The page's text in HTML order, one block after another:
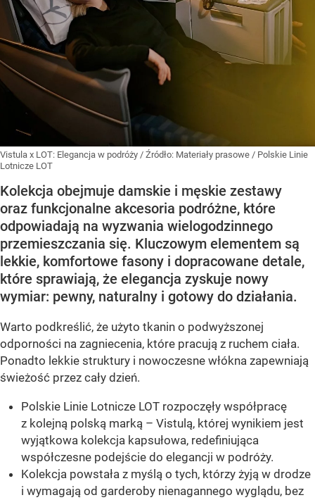
Vistula x LOT: Elegancja w podróży / Źródło: Materiały prasowe / Polskie Linie
Lotnicze LOT
Kolekcja obejmuje damskie i męskie zestawy
oraz funkcjonalne akcesoria podróżne, które
odpowiadają na wyzwania wielogodzinnego
przemieszczania się. Kluczowym elementem są
lekkie, komfortowe fasony i dopracowane detale,
które sprawiają, że elegancja zyskuje nowy
wymiar: pewny, naturalny i gotowy do działania.
Warto podkreślić, że użyto tkanin o podwyższonej
odporności na zagniecenia, które pracują z ruchem ciała.
Ponadto lekkie struktury i nowoczesne włókna zapewniają
świeżość przez cały dzień.
Polskie Linie Lotnicze LOT rozpoczęły współpracę
z kolejną polską marką – Vistulą, której wynikiem jest
wyjątkowa kolekcja kapsułowa, redefiniująca
współczesne podejście do elegancji w podróży.
Kolekcja powstała z myślą o tych, którzy żyją w drodze
i wymagają od garderoby nienagannego wyglądu, bez